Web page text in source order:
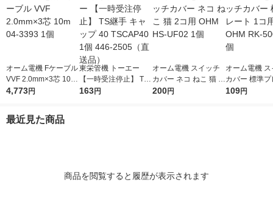
オーム電機 Fケーブル
VVF 2.0mm×3芯 10m
04-3393 1個
4,773円
東栄管機 トーエー
【一時受注停止】 TS
継手 キャップ 40 TSC
163円
オーム電機 スイッチ
カバー ネコ ねこ 猫 2
コ用 OHM HS-UF02 1
200円
オーム電機
カバー 標準
1コ用 白
109円
最近見た商品
商品を閲覧すると履歴が表示されます